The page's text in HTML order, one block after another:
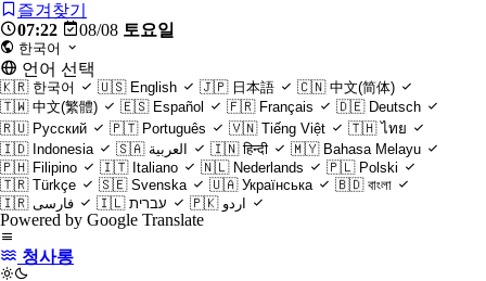
즐겨찾기
07:22
08/08 토요일
한국어
언어 선택
🇰🇷 한국어 🇺🇸 English 🇯🇵 日本語 🇨🇳 中文(简体)
🇹🇼 中文(繁體) 🇪🇸 Español 🇫🇷 Français 🇩🇪 Deutsch
🇷🇺 Русский 🇵🇹 Português 🇻🇳 Tiếng Việt 🇹🇭 ไทย
🇮🇩 Indonesia 🇸🇦 العربية 🇮🇳 हिन्दी 🇲🇾 Bahasa Melayu
🇵🇭 Filipino 🇮🇹 Italiano 🇳🇱 Nederlands 🇵🇱 Polski
🇹🇷 Türkçe 🇸🇪 Svenska 🇺🇦 Українська 🇧🇩 বাংলা
🇮🇷 فارسی 🇮🇱 עברית 🇵🇰 اردو
Powered by Google Translate
청사롱